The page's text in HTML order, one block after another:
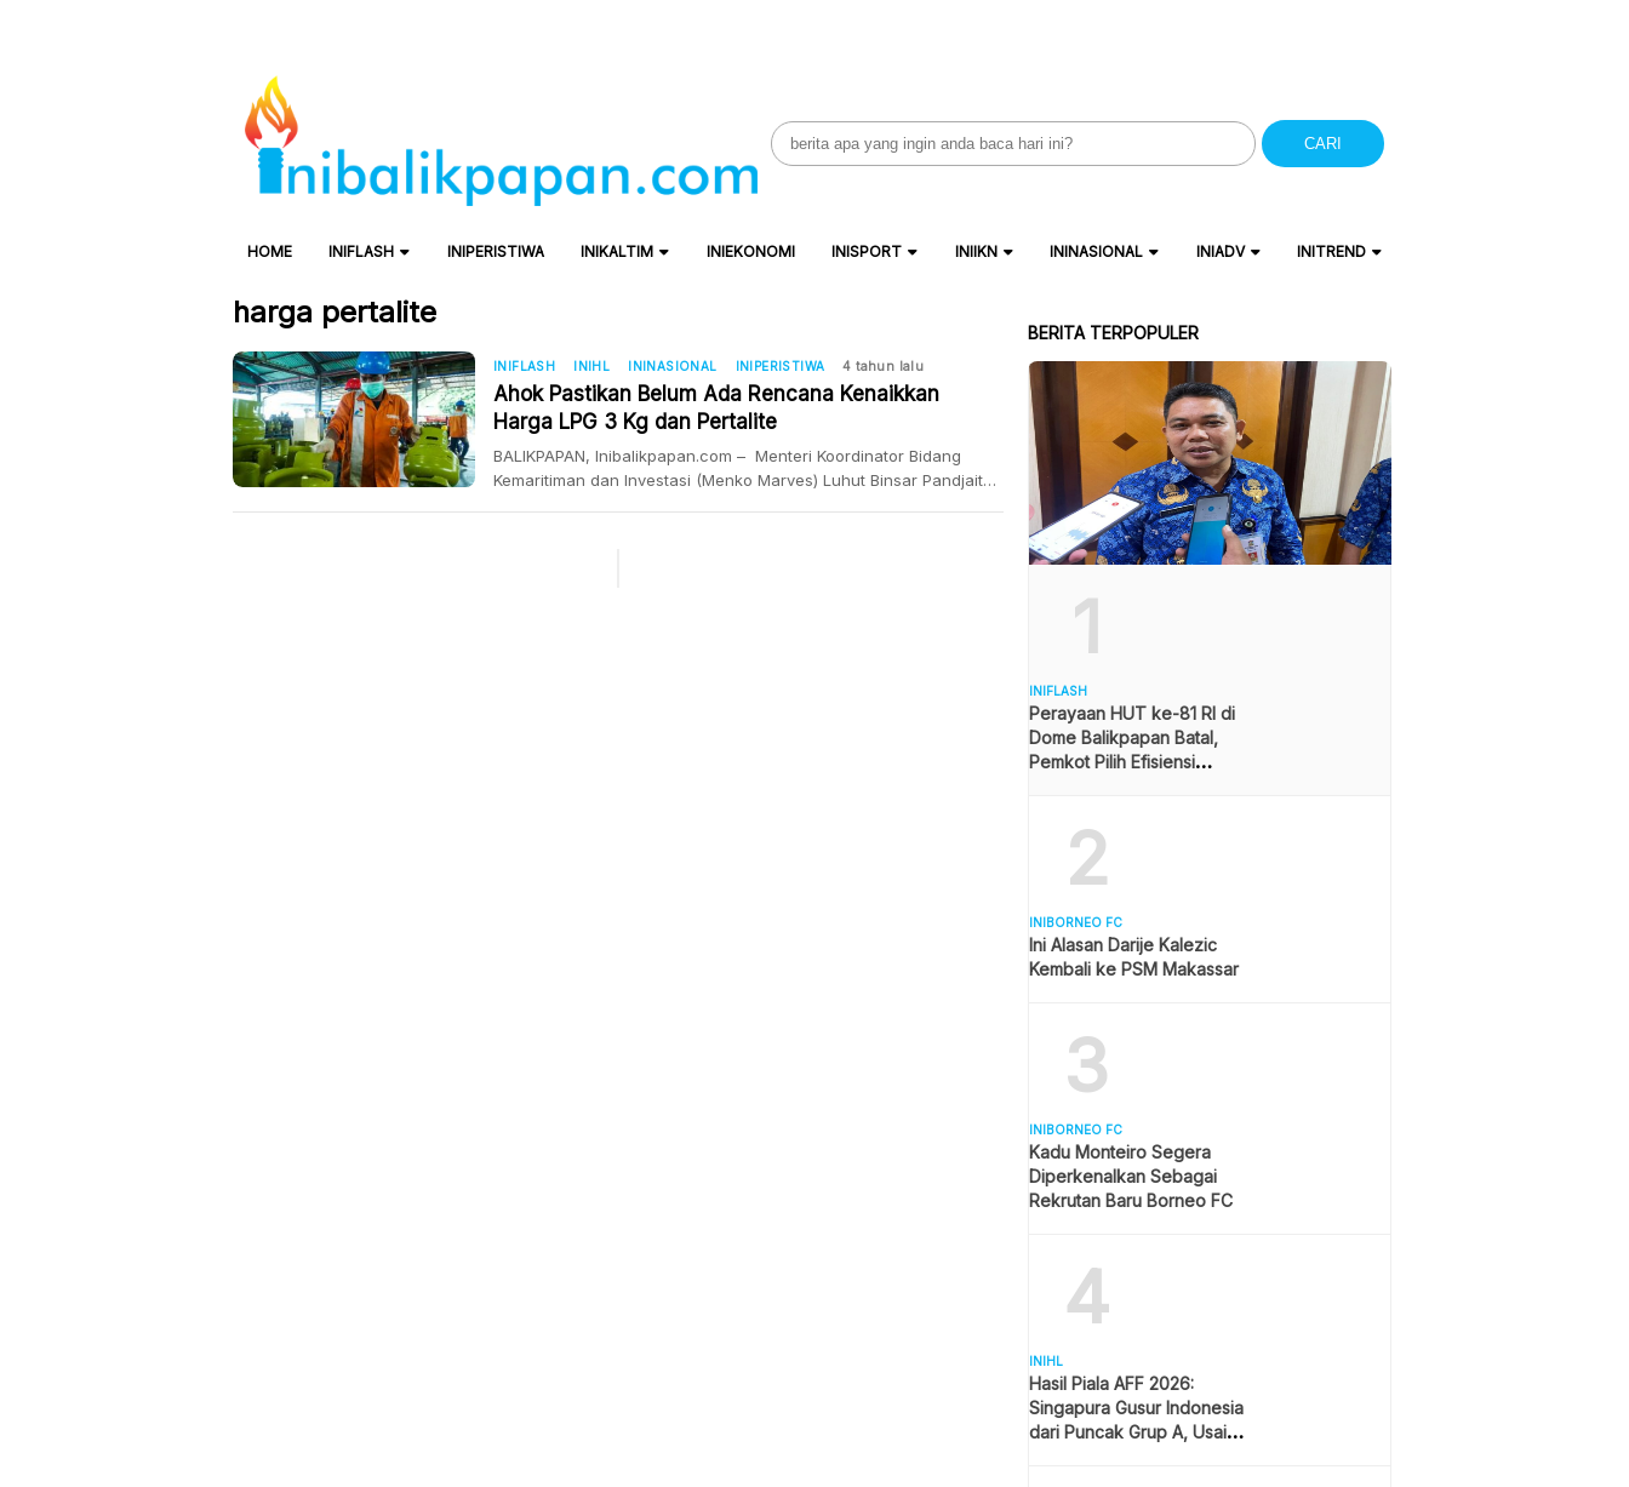
Search
for:
CARI
HOME INIFLASH INIPERISTIWA INIKALTIM INIEKONOMI INISPORT INIIKN ININASIONAL INIADV INITREND
harga pertalite
INIFLASH INIHL ININASIONAL INIPERISTIWA 4 tahun lalu
Ahok Pastikan Belum Ada Rencana Kenaikkan
Harga LPG 3 Kg dan Pertalite
BALIKPAPAN, Inibalikpapan.com – Menteri Koordinator Bidang
Kemaritiman dan Investasi (Menko Marves) Luhut Binsar Pandjaitan
BERITA TERPOPULER
1
INIFLASH
Perayaan HUT ke-81 RI di
Dome Balikpapan Batal,
Pemkot Pilih Efisiensi
2
INIBORNEO FC
Ini Alasan Darije Kalezic
Kembali ke PSM Makassar
3
INIBORNEO FC
Kadu Monteiro Segera
Diperkenalkan Sebagai
Rekrutan Baru Borneo FC
4
INIHL
Hasil Piala AFF 2026:
Singapura Gusur Indonesia
dari Puncak Grup A, Usai